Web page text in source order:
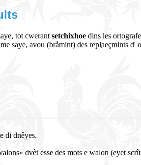
tot cwerant setchixhoe dins les
saye, avou (bråmint) des replaeçmints
di dnêyes.
dvèt esse des mots e walon (eyet